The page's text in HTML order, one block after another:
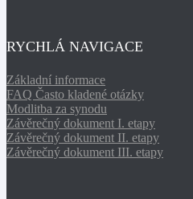
RYCHLÁ NAVIGACE
Základní informace
FAQ Často kladené otázky
Modlitba za synodu
Závěrečný dokument I. etapy
Závěrečný dokument II. etapy
Závěrečný dokument III. etapy